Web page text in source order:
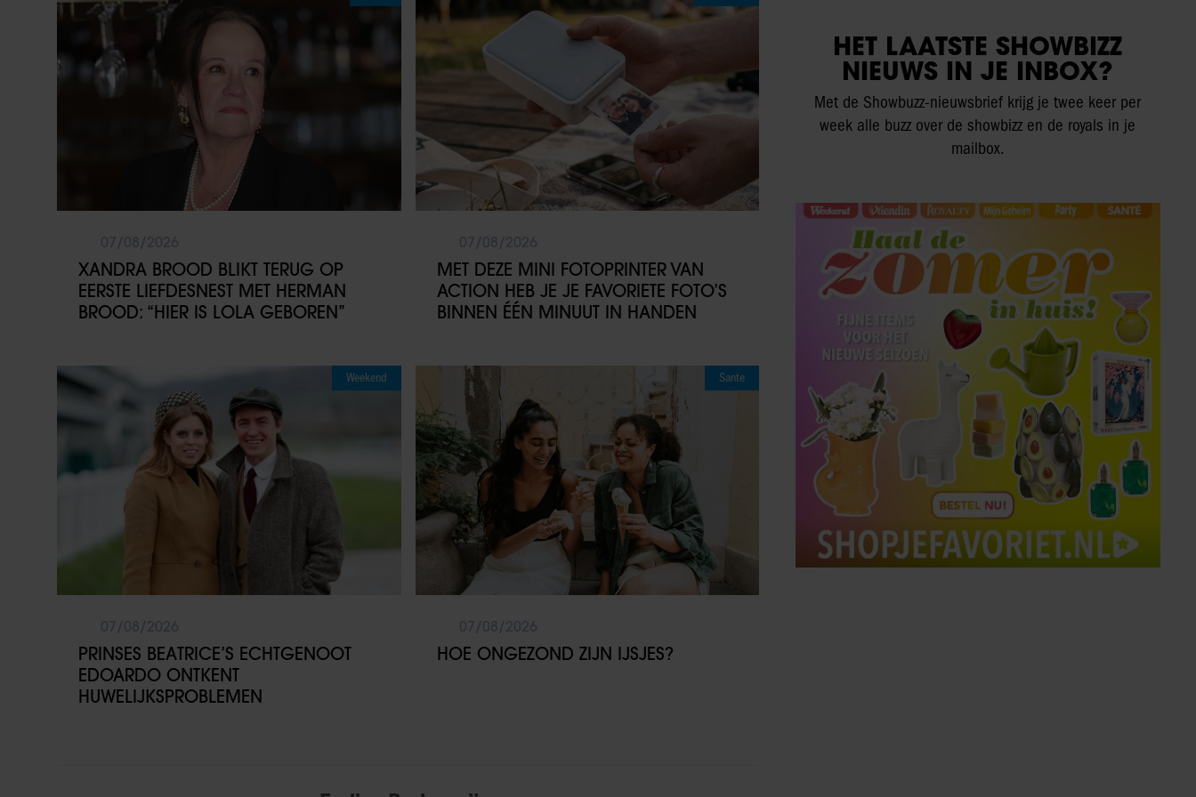
XANDRA BROOD BLIKT TERUG OP
EERSTE LIEFDESNEST MET HERMAN
BROOD: “HIER IS LOLA GEBOREN”
MET DEZE MINI FOTOPRINTER VAN
ACTION HEB JE JE FAVORIETE FOTO’S
BINNEN ÉÉN MINUUT IN HANDEN
Weekend
PRINSES BEATRICE’S ECHTGENOOT
EDOARDO ONTKENT
HUWELIJKSPROBLEMEN
Sante
HOE ONGEZOND ZIJN IJSJES?
HET LAATSTE SHOWBIZZ
NIEUWS IN JE INBOX?
Met de Showbuzz-nieuwsbrief krijg je twee keer per
week alle buzz over de showbizz en de royals in je
mailbox.